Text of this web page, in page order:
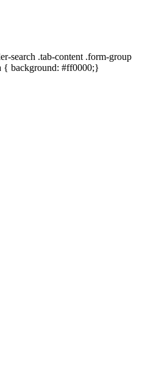
search .tab-content .form-group
{ background: #ff0000;}